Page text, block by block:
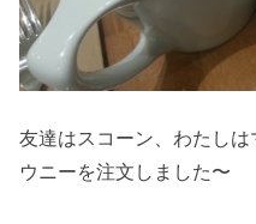
友達はスコーン、わたし
ウニーを注文しました〜